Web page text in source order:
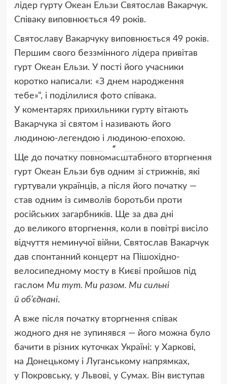
лідер гурту Океан Ельзи Святослав Вакарчук.
Співаку виповнюється 49 років.
Святославу Вакарчуку виповнюється 49 років.
Першим свого беззмінного лідера привітав
гурт Океан Ельзи. У пості його учасники
коротко написали: «З днем народження
тебе»”, і поділилися фото співака.
У коментарях прихильники гурту вітають
Вакарчука зі святом і називають його
людиною-легендою і людиною-епохою.
Ще до початку повномасштабного вторгнення
гурт Океан Ельзи був одним зі стрижнів, які
гуртували українців, а після його початку —
став одним із символів боротьби проти
російських загарбників. Ще за два дні
до великого вторгнення, коли в повітрі висіло
відчуття неминучої війни, Святослав Вакарчук
дав спонтанний концерт на Пішохідно-
велосипедному мосту в Києві пройшов під
гаслом Ми тут. Ми разом. Ми сильні
й об’єднані.
А вже після початку вторгнення співак
жодного дня не зупинявся — його можна було
бачити в різних куточках Україні: у Харкові,
на Донецькому і Луганському напрямках,
у Покровську, у Львові, у Сумах. Він виступав